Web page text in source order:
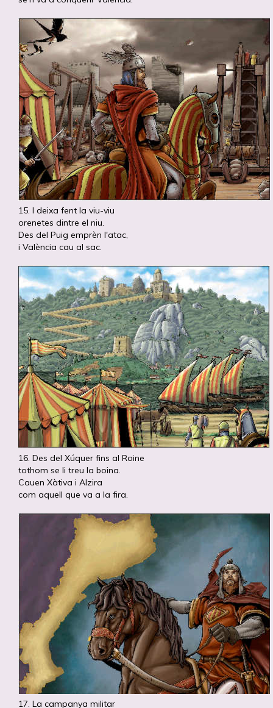
15. I deixa fent la viu-viu
orenetes dintre el niu.
Des del Puig emprèn l'atac,
i València cau al sac.
16. Des del Xúquer fins al Roine
tothom se li treu la boina.
Cauen Xàtiva i Alzira
com aquell que va a la fira.
17. La campanya militar